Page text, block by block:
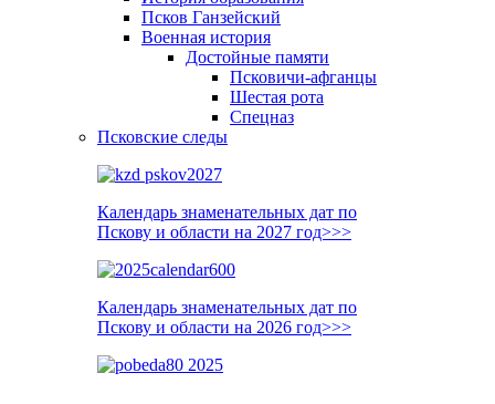
Псков Ганзейский
Военная история
Достойные памяти
Псковичи-афганцы
Шестая рота
Спецназ
Псковские следы
Календарь знаменательных дат по
Пскову и области на 2027 год>>>
Календарь знаменательных дат по
Пскову и области на 2026 год>>>